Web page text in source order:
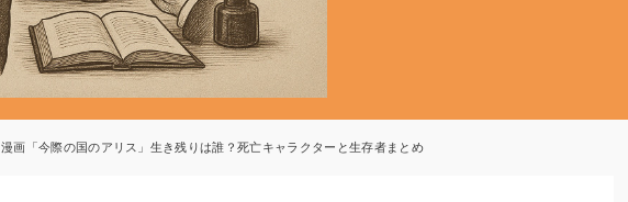
漫画「今際の国のアリス」生き残りは誰？死亡キャラクターと生存者まとめ